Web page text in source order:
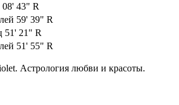
43" R
59' 39" R
51' 21" R
51' 55" R
Астрология любви и красоты.